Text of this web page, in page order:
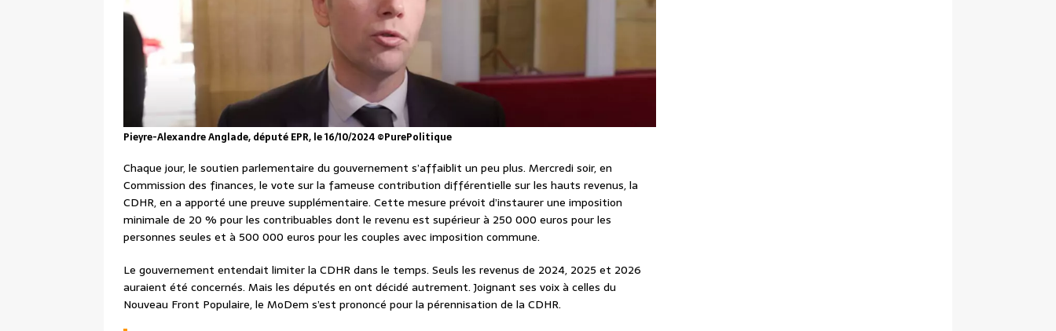
Pieyre-Alexandre Anglade, député EPR, le 16/10/2024 ©PurePolitique
Chaque jour, le soutien parlementaire du gouvernement s’affaiblit un peu plus. Mercredi soir, en
Commission des finances, le vote sur la fameuse contribution différentielle sur les hauts revenus, la
CDHR, en a apporté une preuve supplémentaire. Cette mesure prévoit d’instaurer une imposition
minimale de 20 % pour les contribuables dont le revenu est supérieur à 250 000 euros pour les
personnes seules et à 500 000 euros pour les couples avec imposition commune.
Le gouvernement entendait limiter la CDHR dans le temps. Seuls les revenus de 2024, 2025 et 2026
auraient été concernés. Mais les députés en ont décidé autrement. Joignant ses voix à celles du
Nouveau Front Populaire, le MoDem s’est prononcé pour la pérennisation de la CDHR.